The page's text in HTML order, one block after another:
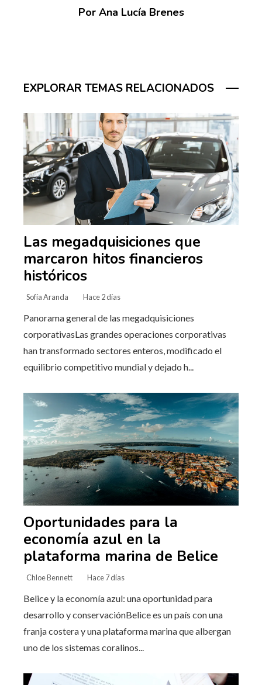
Por Ana Lucía Brenes
EXPLORAR TEMAS RELACIONADOS
Las megadquisiciones que
marcaron hitos financieros
históricos
Sofía Aranda Hace 2 días
Panorama general de las megadquisiciones
corporativasLas grandes operaciones corporativas
han transformado sectores enteros, modificado el
equilibrio competitivo mundial y dejado h...
Oportunidades para la
economía azul en la
plataforma marina de Belice
Chloe Bennett Hace 7 días
Belice y la economía azul: una oportunidad para
desarrollo y conservaciónBelice es un país con una
franja costera y una plataforma marina que albergan
uno de los sistemas coralinos...